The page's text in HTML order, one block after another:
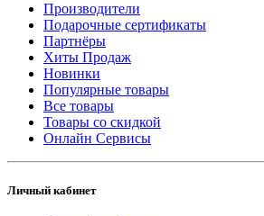
Производители
Подарочные сертификаты
Партнёры
Хиты Продаж
Новинки
Популярные товары
Все товары
Товары со скидкой
Онлайн Сервисы
Личный кабинет